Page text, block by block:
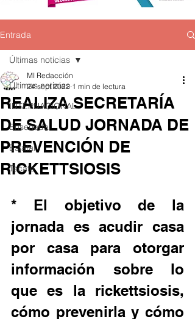
Entrada
Últimas noticias
INTERNACIONAL
Ensenada
Estatal
Tecate
Últimas noticias
REALIZA SECRETARÍA
DE SALUD JORNADA DE
PREVENCIÓN DE
RICKETTSIOSIS
MI Redacción
24 sept 2022 1 min de lectura
* El objetivo de la
jornada es acudir casa
por casa para otorgar
información sobre lo
que es la rickettsiosis,
cómo prevenirla y cómo